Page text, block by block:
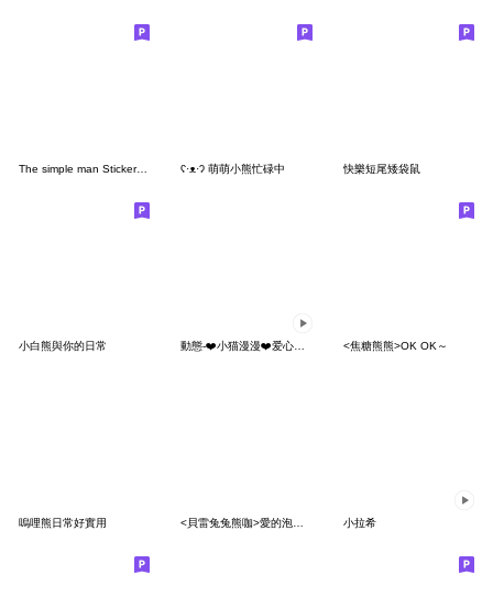
The simple man Sticker(繁体字) ʕ·ᴥ·ʔ 萌萌小熊忙碌中 快樂短尾矮袋鼠
小白熊與你的日常 <焦糖熊熊>OK OK～
嗚哩熊日常好實用 <貝雷兔兔熊咖>愛的泡泡萬用小貼～ 小拉希